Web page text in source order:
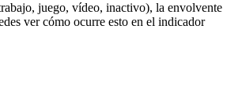
juego, vídeo, inactivo), la envolvente
ver cómo ocurre esto en el indicador